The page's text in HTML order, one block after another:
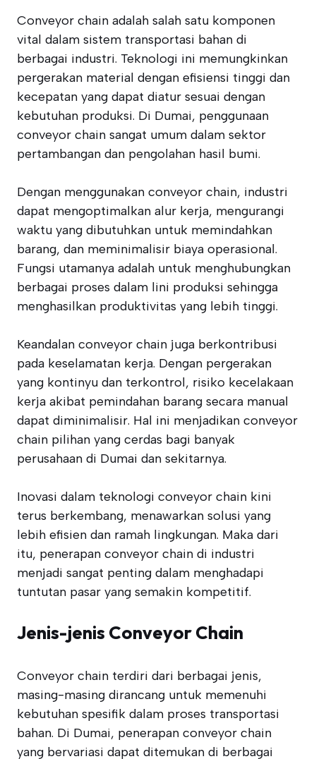
Conveyor chain adalah salah satu komponen
vital dalam sistem transportasi bahan di
berbagai industri. Teknologi ini memungkinkan
pergerakan material dengan efisiensi tinggi dan
kecepatan yang dapat diatur sesuai dengan
kebutuhan produksi. Di Dumai, penggunaan
conveyor chain sangat umum dalam sektor
pertambangan dan pengolahan hasil bumi.
Dengan menggunakan conveyor chain, industri
dapat mengoptimalkan alur kerja, mengurangi
waktu yang dibutuhkan untuk memindahkan
barang, dan meminimalisir biaya operasional.
Fungsi utamanya adalah untuk menghubungkan
berbagai proses dalam lini produksi sehingga
menghasilkan produktivitas yang lebih tinggi.
Keandalan conveyor chain juga berkontribusi
pada keselamatan kerja. Dengan pergerakan
yang kontinyu dan terkontrol, risiko kecelakaan
kerja akibat pemindahan barang secara manual
dapat diminimalisir. Hal ini menjadikan conveyor
chain pilihan yang cerdas bagi banyak
perusahaan di Dumai dan sekitarnya.
Inovasi dalam teknologi conveyor chain kini
terus berkembang, menawarkan solusi yang
lebih efisien dan ramah lingkungan. Maka dari
itu, penerapan conveyor chain di industri
menjadi sangat penting dalam menghadapi
tuntutan pasar yang semakin kompetitif.
Jenis-jenis Conveyor Chain
Conveyor chain terdiri dari berbagai jenis,
masing-masing dirancang untuk memenuhi
kebutuhan spesifik dalam proses transportasi
bahan. Di Dumai, penerapan conveyor chain
yang bervariasi dapat ditemukan di berbagai